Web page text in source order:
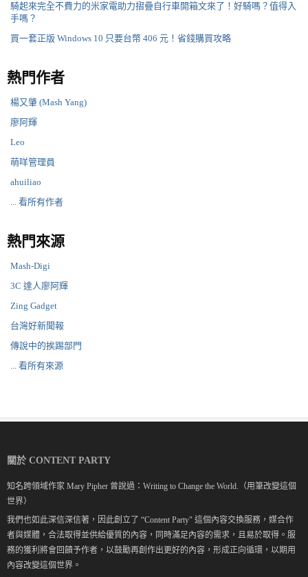
騎起來完全不費力的米家電助力摺疊自行車開箱文來了！好騎嗎？值得入
手嗎？
買一套正版 Windows 10 只要台幣 406 元！省錢購買攻略
熱門作者
楊又肇 (Mash Yang)
廖阿輝
Leo
萌咩管理員
ahuiliao
... 看所有作者
熱門來源
Mash-Digi
3C 達人廖阿輝
Zing Gadget
台灣好新聞報
傳說中的挨踢部門
... 看所有來源
關於 CONTENT PARTY
知名跨領域作家 Mary Pipher 曾說過：Writing to Change the World.（用筆改變這個
世界）
我們也如此深信深信著，因此創立了 “Content Party" 這個內容交換服務，媒合作
者與媒體，合法取得並供給優質的內容，同時滿足內容的需求，且易於取得。服
務的獲利將會回饋予作者，以鼓勵再創作出更好的內容，形成正向循環，以期用
內容改變這個世界。